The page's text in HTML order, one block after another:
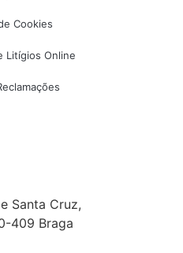
Cookies
Litígios Online
Santa Cruz,
409 Braga